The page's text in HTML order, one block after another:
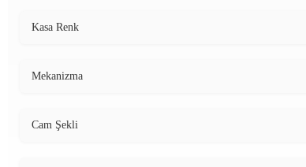
Kasa Renk
Mekanizma
Cam Şekli